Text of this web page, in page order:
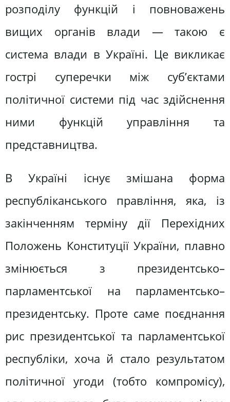
розподілу функцій і повноважень
вищих органів влади — такою є
система влади в Україні. Це викликає
гострі суперечки між суб’єктами
політичної системи під час здійснення
ними функцій управління та
представництва.
В Україні існує змішана форма
республіканського правління, яка, із
закінченням терміну дії Перехідних
Положень Конституції України, плавно
змінюється з президентсько–
парламентської на парламентсько–
президентську. Проте саме поєднання
рис президентської та парламентської
республіки, хоча й стало результатом
політичної угоди (тобто компромісу),